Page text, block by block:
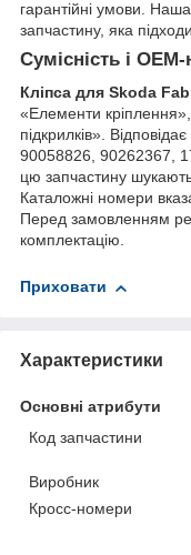
гарантійні умови.
запчастину, яка
Сумісність і
Кліпса для Skoda
«Елементи кріплення»,
підкрилків».
90058826, 90262367,
цю запчастину шукають
Каталожні номери
Перед замовленням
комплектацію.
Приховати
Характеристики
Основні атрибути
Код запчастини
Виробник
Кросс-номери